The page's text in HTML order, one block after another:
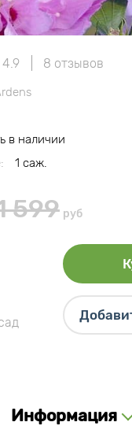
4.9 8 отзывов
в наличии
1 саж.
599 руб
Информация